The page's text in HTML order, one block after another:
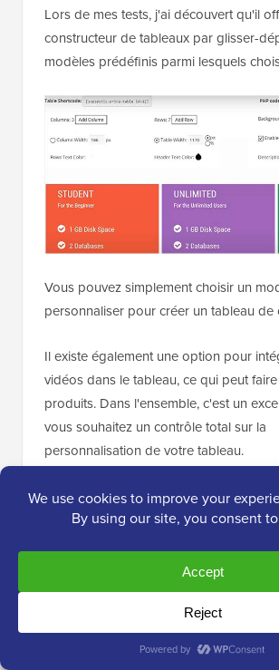
Lors de mes tests, j'ai découvert qu'il
constructeur de tableaux par glisser-
modèles prédéfinis parmi lesquels
Vous pouvez simplement choisir un
personnaliser pour créer un tableau de
Il existe également une option pour
vidéos dans le tableau, ce qui peut
produits. Dans l'ensemble, c'est un
vous souhaitez un contrôle total sur la
personnalisation de votre tableau.
✅Avantages de Pricing Table by
Tous les tableaux sont adaptatifs
Modèles de tableaux préconçus
Animation au survol, colonnes